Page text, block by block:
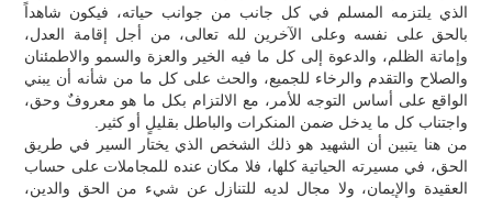
الذي يلتزمه المسلم في كل جانب من جوانب حياته، فيكون شاهداً
بالحق على نفسه وعلى الآخرين لله تعالى، من أجل إقامة العدل،
وإماتة الظلم، والدعوة إلى كل ما فيه الخير والعزة والسمو والاطمئنان
والصلاح والتقدم والرخاء للجميع، والحث على كل ما من شأنه أن يبني
الواقع على أساس التوجه للأمر، مع الالتزام بكل ما هو معروفٌ وحق،
واجتناب كل ما يدخل ضمن المنكرات والباطل بقليلٍ أو كثير.
من هنا يتبين أن الشهيد هو ذلك الشخص الذي يختار السير في طريق
الحق، في مسيرته الحياتية كلها، فلا مكان عنده للمجاملات على حساب
العقيدة والإيمان، ولا مجال لديه للتنازل عن شيء من الحق والدين،